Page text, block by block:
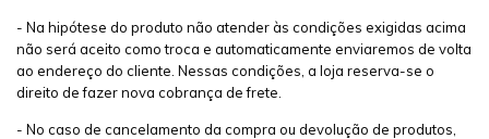
- Na hipótese do produto não atender às condições exigidas acima
não será aceito como troca e automaticamente enviaremos de volta
ao endereço do cliente. Nessas condições, a loja reserva-se o
direito de fazer nova cobrança de frete.
- No caso de cancelamento da compra ou devolução de produtos,